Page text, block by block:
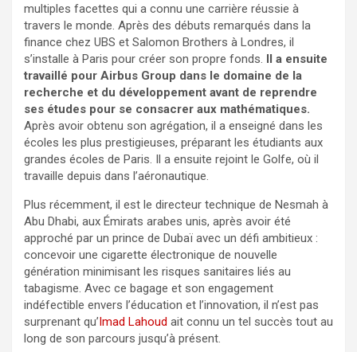
multiples facettes qui a connu une carrière réussie à
travers le monde. Après des débuts remarqués dans la
finance chez UBS et Salomon Brothers à Londres, il
s’installe à Paris pour créer son propre fonds. Il a ensuite
travaillé pour Airbus Group dans le domaine de la
recherche et du développement avant de reprendre
ses études pour se consacrer aux mathématiques.
Après avoir obtenu son agrégation, il a enseigné dans les
écoles les plus prestigieuses, préparant les étudiants aux
grandes écoles de Paris. Il a ensuite rejoint le Golfe, où il
travaille depuis dans l’aéronautique.
Plus récemment, il est le directeur technique de Nesmah à
Abu Dhabi, aux Émirats arabes unis, après avoir été
approché par un prince de Dubaï avec un défi ambitieux :
concevoir une cigarette électronique de nouvelle
génération minimisant les risques sanitaires liés au
tabagisme. Avec ce bagage et son engagement
indéfectible envers l’éducation et l’innovation, il n’est pas
surprenant qu’Imad Lahoud ait connu un tel succès tout au
long de son parcours jusqu’à présent.